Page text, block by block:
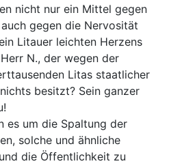
nicht nur ein Mittel gegen
gegen die Nervosität
Litauer leichten Herzens
N., der wegen der
Litas staatlicher
besitzt? Sein ganzer
es um die Spaltung der
solche und ähnliche
die Öffentlichkeit zu